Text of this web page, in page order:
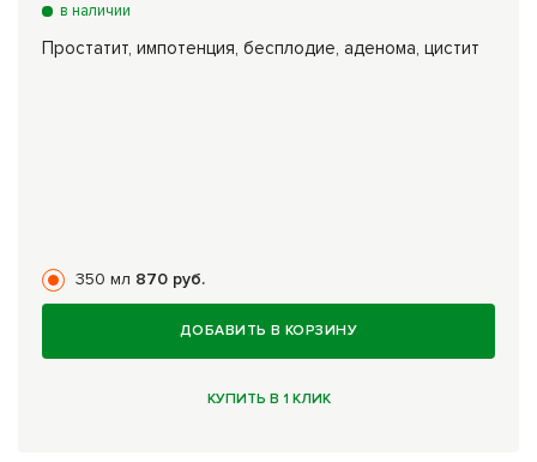
в наличии
Простатит, импотенция, бесплодие, аденома, цистит
350 мл 870 руб.
ДОБАВИТЬ В КОРЗИНУ
КУПИТЬ В 1 КЛИК